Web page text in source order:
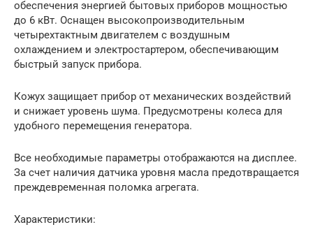
обеспечения энергией бытовых приборов мощностью
до 6 кВт. Оснащен высокопроизводительным
четырехтактным двигателем с воздушным
охлаждением и электростартером, обеспечивающим
быстрый запуск прибора.
Кожух защищает прибор от механических воздействий
и снижает уровень шума. Предусмотрены колеса для
удобного перемещения генератора.
Все необходимые параметры отображаются на дисплее.
За счет наличия датчика уровня масла предотвращается
преждевременная поломка агрегата.
Характеристики: